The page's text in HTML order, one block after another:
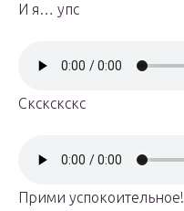
И я… упс
Скскскскс
Прими успокоительное!